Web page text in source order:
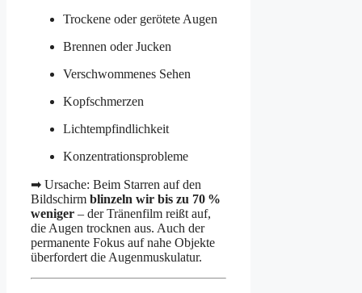
Trockene oder gerötete Augen
Brennen oder Jucken
Verschwommenes Sehen
Kopfschmerzen
Lichtempfindlichkeit
Konzentrationsprobleme
➡ Ursache: Beim Starren auf den
Bildschirm blinzeln wir bis zu 70 %
weniger – der Tränenfilm reißt auf,
die Augen trocknen aus. Auch der
permanente Fokus auf nahe Objekte
überfordert die Augenmuskulatur.